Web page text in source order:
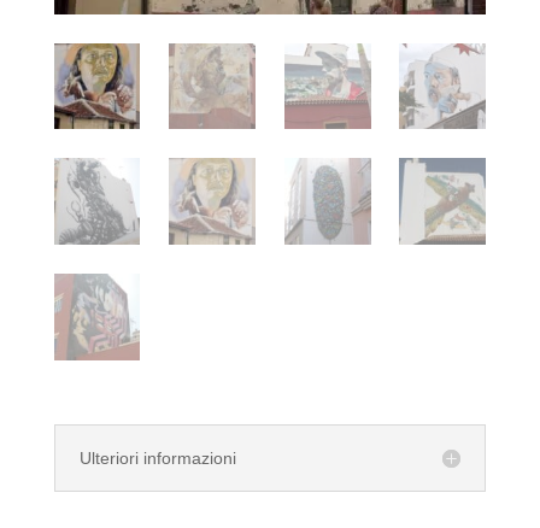
Ulteriori informazioni